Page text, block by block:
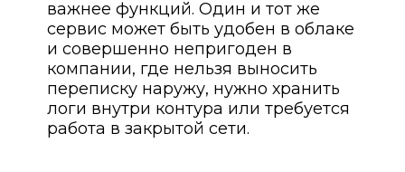
важнее функций. Один и тот же
сервис может быть удобен в облаке
и совершенно непригоден в
компании, где нельзя выносить
переписку наружу, нужно хранить
логи внутри контура или требуется
работа в закрытой сети.